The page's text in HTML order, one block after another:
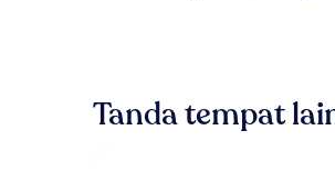
Tanda tempat